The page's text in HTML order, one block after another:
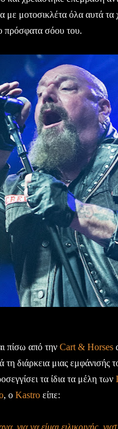
με μοτοσικλέτα όλα αυτά
πρόσφατα σόου του.
πίσω από την Cart & Horses
διάρκεια μιας εμφάνισής
τα ίδια τα μέλη των
, ο Kastro είπε: